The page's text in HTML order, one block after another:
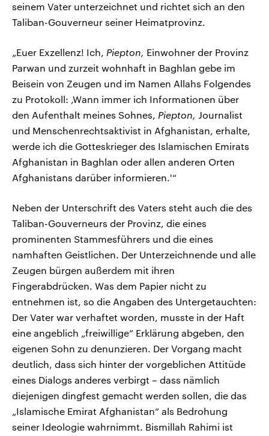
seinem Vater unterzeichnet und richtet sich an den
Taliban-Gouverneur seiner Heimatprovinz.
„Euer Exzellenz! Ich, Piepton, Einwohner der Provinz
Parwan und zurzeit wohnhaft in Baghlan gebe im
Beisein von Zeugen und im Namen Allahs Folgendes
zu Protokoll: ‚Wann immer ich Informationen über
den Aufenthalt meines Sohnes, Piepton, Journalist
und Menschenrechtsaktivist in Afghanistan, erhalte,
werde ich die Gotteskrieger des Islamischen Emirats
Afghanistan in Baghlan oder allen anderen Orten
Afghanistans darüber informieren.'“
Neben der Unterschrift des Vaters steht auch die des
Taliban-Gouverneurs der Provinz, die eines
prominenten Stammesführers und die eines
namhaften Geistlichen. Der Unterzeichnende und alle
Zeugen bürgen außerdem mit ihren
Fingerabdrücken. Was dem Papier nicht zu
entnehmen ist, so die Angaben des Untergetauchten:
Der Vater war verhaftet worden, musste in der Haft
eine angeblich „freiwillige“ Erklärung abgeben, den
eigenen Sohn zu denunzieren. Der Vorgang macht
deutlich, dass sich hinter der vorgeblichen Attitüde
eines Dialogs anderes verbirgt – dass nämlich
diejenigen dingfest gemacht werden sollen, die das
„Islamische Emirat Afghanistan“ als Bedrohung
seiner Ideologie wahrnimmt. Bismillah Rahimi ist